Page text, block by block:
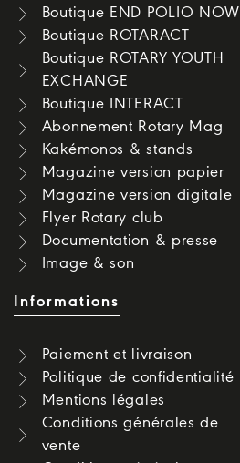
Boutique END POLIO NOW
Boutique ROTARACT
Boutique ROTARY YOUTH
EXCHANGE
Boutique INTERACT
Abonnement Rotary Mag
Kakémonos & stands
Magazine version papier
Magazine version digitale
Flyer Rotary club
Documentation & presse
Image & son
Informations
Paiement et livraison
Politique de confidentialité
Mentions légales
Conditions générales de
vente